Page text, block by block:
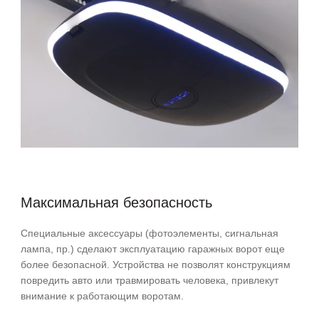
Максимальная безопасность
Специальные аксессуары (фотоэлементы, сигнальная
лампа, пр.) сделают эксплуатацию гаражных ворот еще
более безопасной. Устройства не позволят конструкциям
повредить авто или травмировать человека, привлекут
внимание к работающим воротам.